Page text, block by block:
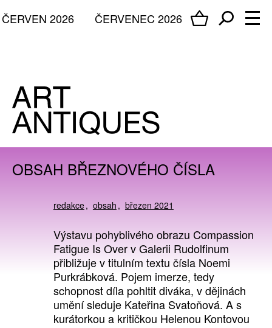
ČERVENEC 2026
ČERVEN 2026
OBSAH BŘEZNOVÉHO ČÍSLA
redakce obsah březen 2021
Výstavu pohyblivého obrazu Compassion
Fatigue Is Over v Galerii Rudolfinum
přibližuje v titulním textu čísla Noemi
Purkrábková. Pojem imerze, tedy
schopnost díla pohltit diváka, v dějinách
umění sleduje Kateřina Svatoňová. A s
kurátorkou a kritičkou Helenou Kontovou